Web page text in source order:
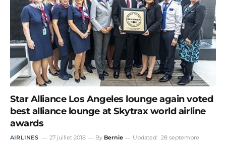
Star Alliance Los Angeles lounge again voted
best alliance lounge at Skytrax world airline
awards
AIRLINES 27 juillet 2018 By Bernie Updated: 28 septembre